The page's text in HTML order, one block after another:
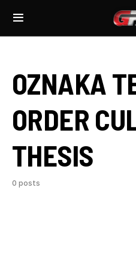
OZNAKA
ORDER
THESIS
0 posts